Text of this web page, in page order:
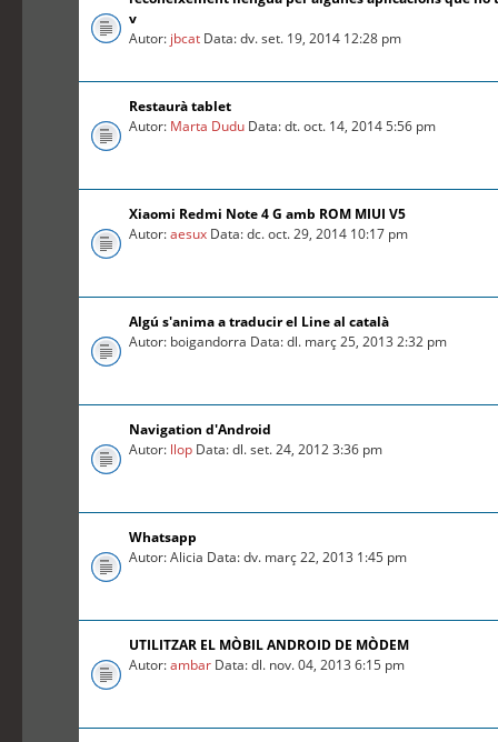
v
Autor: jbcat Data: dv. set. 19, 2014 12:28 pm
Restaurà tablet
Autor: Marta Dudu Data: dt. oct. 14, 2014 5:56 pm
Xiaomi Redmi Note 4 G amb ROM MIUI V5
Autor:aesux Data: dc. oct. 29, 2014 10:17 pm
Algú s'anima a traducir el Line al català
Autor: boigandorra Data: dl. març 25, 2013 2:32 pm
Navigation d'Android
Autor: llop Data: dl. set. 24, 2012 3:36 pm
Whatsapp
Autor: Alicia Data: dv. març 22, 2013 1:45 pm
UTILITZAR EL MÒBIL ANDROID DE MÒDEM
Autor:ambar Data: dl. nov. 04, 2013 6:15 pm